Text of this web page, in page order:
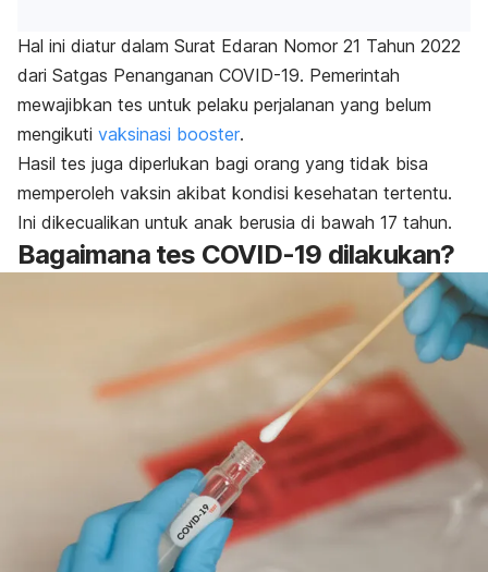
Hal ini diatur dalam Surat Edaran Nomor 21 Tahun 2022
dari Satgas Penanganan COVID-19. Pemerintah
mewajibkan tes untuk pelaku perjalanan yang belum
mengikuti vaksinasi booster.
Hasil tes juga diperlukan bagi orang yang tidak bisa
memperoleh vaksin akibat kondisi kesehatan tertentu.
Ini dikecualikan untuk anak berusia di bawah 17 tahun.
Bagaimana tes COVID-19 dilakukan?